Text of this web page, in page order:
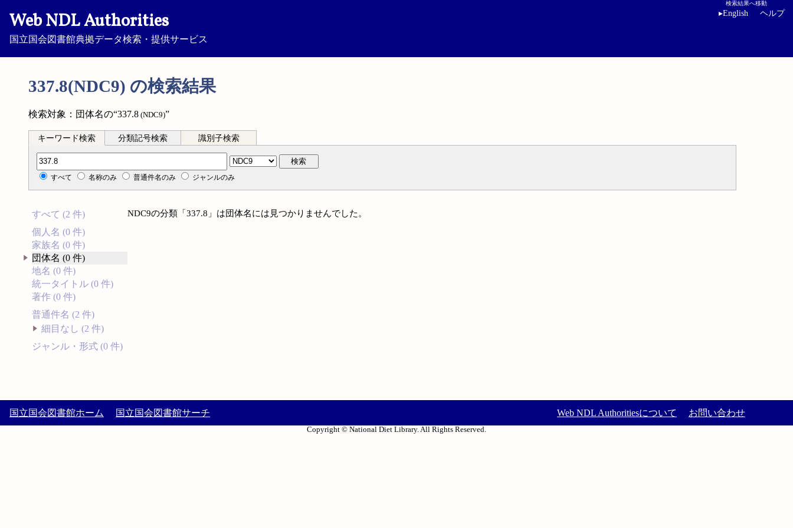
Web NDL Authorities
国立国会図書館典拠データ検索・提供サービス
検索結果へ移動
▸English ヘルプ
337.8(NDC9) の検索結果
検索対象：団体名の“337.8 (NDC9)”
キーワード検索 分類記号検索 識別子検索
分類記号検索 検索
すべて 名称のみ 普通件名のみ ジャンルのみ
すべて (2 件)
個人名 (0 件)
家族名 (0 件)
団体名 (0 件)
地名 (0 件)
統一タイトル (0 件)
著作 (0 件)
普通件名 (2 件)
細目なし (2 件)
ジャンル・形式 (0 件)
NDC9の分類「337.8」は団体名には見つかりませんでした。
国立国会図書館ホーム 国立国会図書館サーチ Web NDL Authoritiesについて お問い合わせ
Copyright © National Diet Library. All Rights Reserved.